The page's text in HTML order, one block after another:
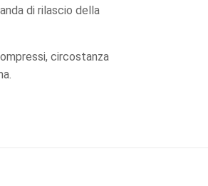
di rilascio della
circostanza